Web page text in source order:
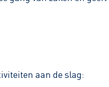
aan de slag: